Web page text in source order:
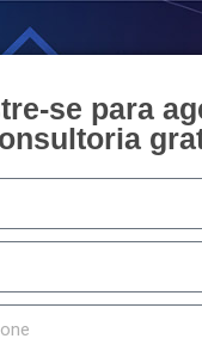
se para